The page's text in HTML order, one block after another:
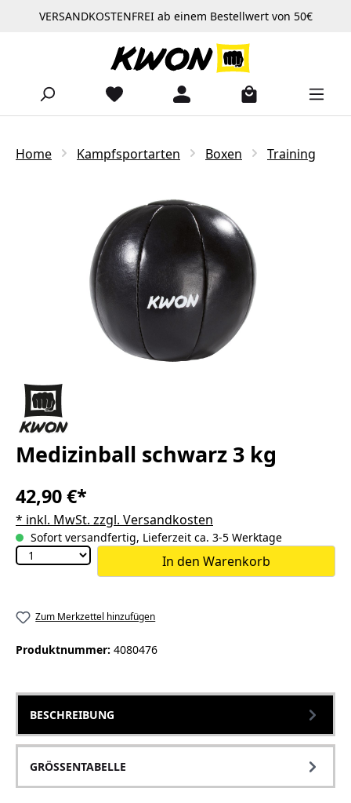
Zum Hauptinhalt springen
VERSANDKOSTENFREI ab einem Bestellwert von 50€
Home Kampfsportarten Boxen Training
Bildergalerie überspringen
Medizinball schwarz 3 kg
42,90 €*
* inkl. MwSt. zzgl. Versandkosten
Sofort versandfertig, Lieferzeit ca. 3-5 Werktage
In den Warenkorb
Zum Merkzettel hinzufügen
Produktnummer: 4080476
BESCHREIBUNG
GRÖSSENTABELLE